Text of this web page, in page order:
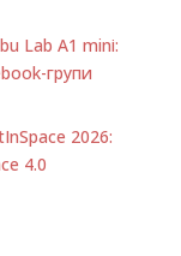
Lab A1 minі:
групи
2026:
4.0